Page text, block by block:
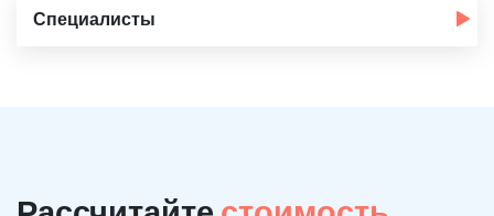
Специалисты